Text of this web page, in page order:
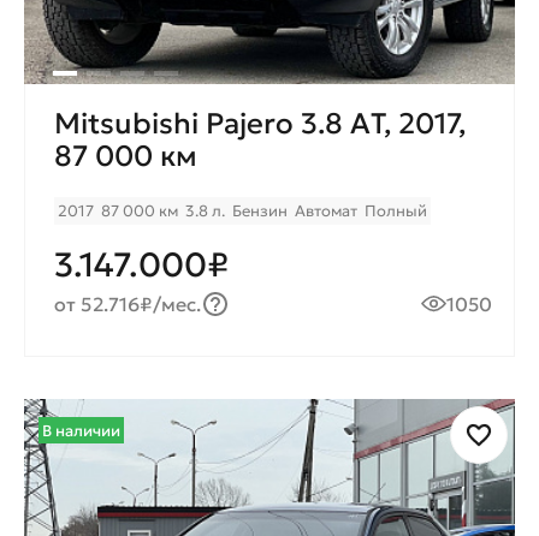
Mitsubishi Pajero 3.8 AТ, 2017,
87 000 км
2017 87 000 км 3.8 л. Бензин Автомат Полный
3.147.000₽
от 52.716₽/мес. 1050
В наличии